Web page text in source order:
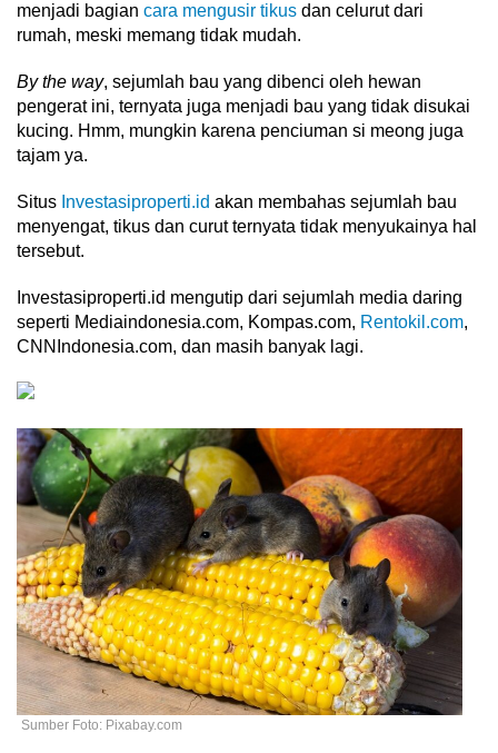
menjadi bagian cara mengusir tikus dan celurut dari
rumah, meski memang tidak mudah.
By the way, sejumlah bau yang dibenci oleh hewan
pengerat ini, ternyata juga menjadi bau yang tidak disukai
kucing. Hmm, mungkin karena penciuman si meong juga
tajam ya.
Situs Investasiproperti.id akan membahas sejumlah bau
menyengat, tikus dan curut ternyata tidak menyukainya hal
tersebut.
Investasiproperti.id mengutip dari sejumlah media daring
seperti Mediaindonesia.com, Kompas.com, Rentokil.com,
CNNIndonesia.com, dan masih banyak lagi.
Sumber Foto: Pixabay.com